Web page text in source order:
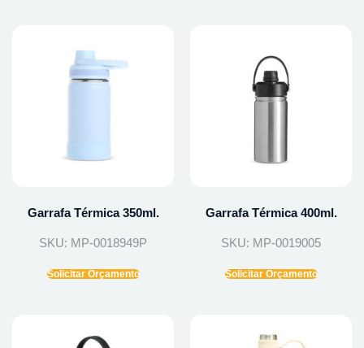
Garrafa Térmica 350ml.
SKU: MP-0018949P
Solicitar Orçamento
Garrafa Térmica 400ml.
SKU: MP-0019005
Solicitar Orçamento